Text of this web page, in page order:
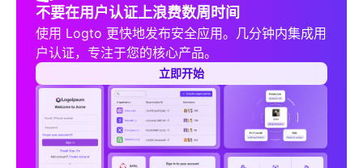
不要在用户认证上浪费数周时间
使用 Logto 更快地发布安全应用。几分钟内集成用
户认证，专注于您的核心产品。
立即开始